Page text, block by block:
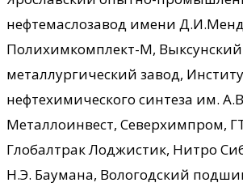
нефтемаслозавод имени
Полихимкомплект-М, Выксунский
металлургический завод,
нефтехимического синтеза им.
Металлоинвест, Северхимпром,
Глобалтрак Лоджистик, Нитро
Н.Э. Баумана, Вологодский